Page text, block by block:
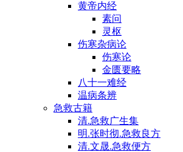
黄帝内经
素问
灵枢
伤寒杂病论
伤寒论
金匮要略
八十一难经
温病条辨
急救古籍
清.急救广生集
明.张时彻.急救良方
清.文晟.急救便方